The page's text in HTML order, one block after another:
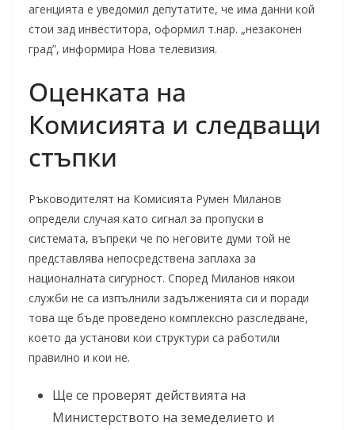
агенцията е уведомил депутатите, че има данни кой
стои зад инвеститора, оформил т.нар. „незаконен
град”, информира Нова телевизия.
Оценката на
Комисията и следващи
стъпки
Ръководителят на Комисията Румен Миланов
определи случая като сигнал за пропуски в
системата, въпреки че по неговите думи той не
представлява непосредствена заплаха за
националната сигурност. Според Миланов някои
служби не са изпълнили задълженията си и поради
това ще бъде проведено комплексно разследване,
което да установи кои структури са работили
правилно и кои не.
Ще се проверят действията на
Министерството на земеделието и